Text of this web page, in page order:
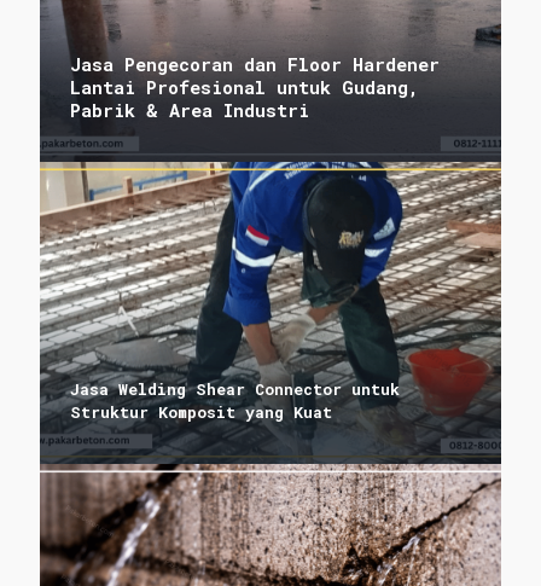
Jasa Pengecoran dan Floor Hardener
Lantai Profesional untuk Gudang,
Pabrik & Area Industri
Jasa Welding Shear Connector untuk
Struktur Komposit yang Kuat